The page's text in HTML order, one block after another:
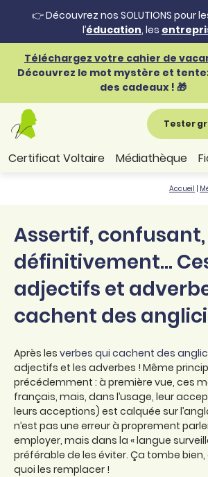
👉 Découvrez nos SOLUTIONS pour
l’éducation, les
Téléchargez votre cahier de
Découvrez le mot mystère et
des cadeaux ! 🎁
Tester
Certificat Voltaire Médiathèque
Accueil
Assertif, confusant,
définitivement...
adjectifs et
cachent des
Après les verbes qui cachent des
adjectifs et les adverbes ! Même
précédemment : à première vue, ces
français, mais, dans l’usage, leur
leurs acceptions) est calquée sur
n’est pas une erreur à proprement
employer, mais dans la « langue
préférable de les éviter. Ça tombe
quoi les remplacer !